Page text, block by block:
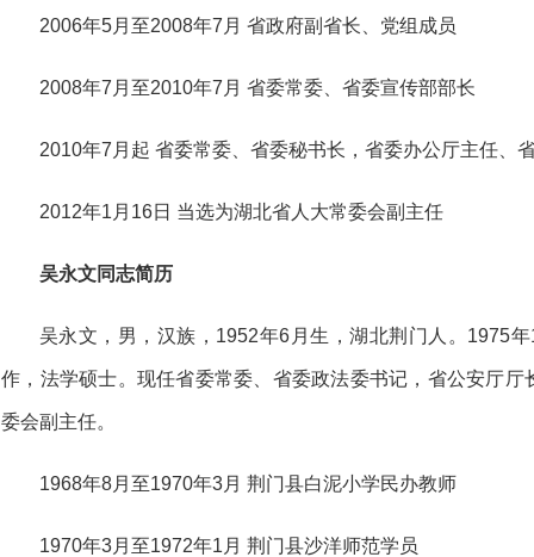
2006年5月至2008年7月 省政府副省长、党组成员
2008年7月至2010年7月 省委常委、省委宣传部部长
2010年7月起 省委常委、省委秘书长，省委办公厅主任、
2012年1月16日 当选为湖北省人大常委会副主任
吴永文同志简历
吴永文，男，汉族，1952年6月生，湖北荆门人。1975
作，法学硕士。现任省委常委、省委政法委书记，省公安厅
委会副主任。
1968年8月至1970年3月 荆门县白泥小学民办教师
1970年3月至1972年1月 荆门县沙洋师范学员